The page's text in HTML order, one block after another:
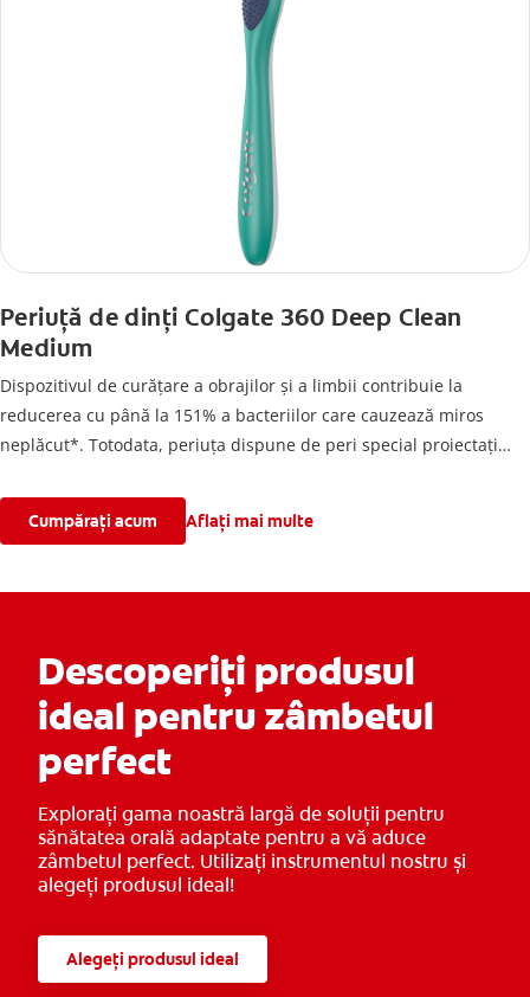
Periuță de dinți Colgate 360 Deep Clean
Medium
Dispozitivul de curățare a obrajilor și a limbii contribuie la
reducerea cu până la 151% a bacteriilor care cauzează miros
neplăcut*. Totodata, periuța dispune de peri special proiectați
contribuie la îndepărtarea mai eficientă a plăcii bacteriene și a
petelor de pe suprafața dinților, comparativ cu o periuță de dinți
interdentare și de-a lungul liniei gingivale, iar mânerul său
*Bacterii care cauzează respirație neplăcut mirositoare,
comparativ cu periajul dinților folosind o periuță de dinti
obișnuită, cu peri de aceeași înălțime.
Cumpărați acum Aflați mai multe
Descoperiți produsul
ideal pentru zâmbetul
perfect
Explorați gama noastră largă de soluții pentru
sănătatea orală adaptate pentru a vă aduce
zâmbetul perfect. Utilizați instrumentul nostru și
alegeți produsul ideal!
Alegeți produsul ideal